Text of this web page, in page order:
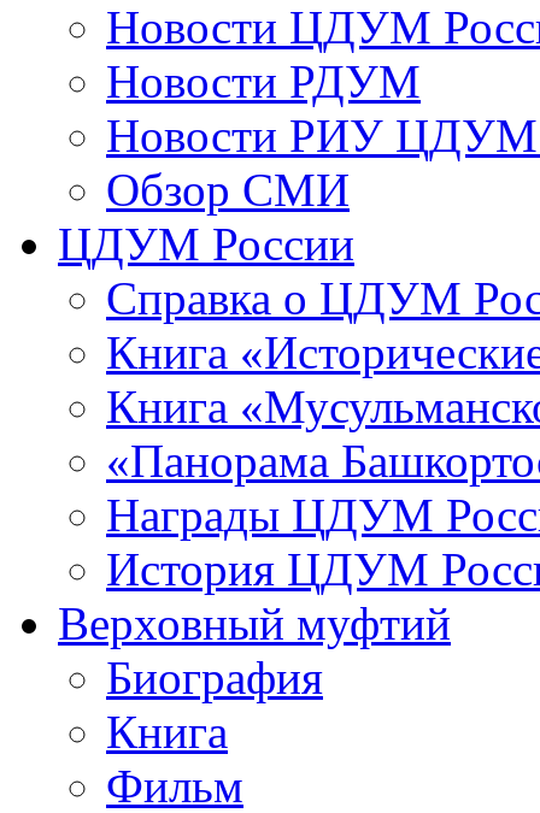
Новости ЦДУМ
Новости РДУМ
Новости РИУ ЦДУМ
Обзор СМИ
ЦДУМ России
Справка о ЦДУМ
Книга
Книга
«Панорама
Награды ЦДУМ
История ЦДУМ
Верховный муфтий
Биография
Книга
Фильм